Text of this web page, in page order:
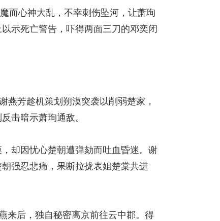
而心神大乱，不幸刺伤坠河，让萧珣
示死亡警告，吓得两面三刀的邓奕闭
芳趁机策划朔漠突袭以削弱楚家，
击暗示萧珣通敌。
却因忧心楚朝遭弹劾而吐血昏迷。谢
强忍悲痛，果断拉拢表姐楚棠共进
来后，独自秘密离京前往云中郡。得